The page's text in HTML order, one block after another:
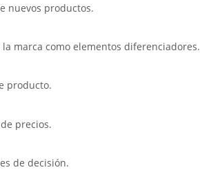
nuevos productos.
marca como elementos diferenciadores.
producto.
precios.
de decisión.